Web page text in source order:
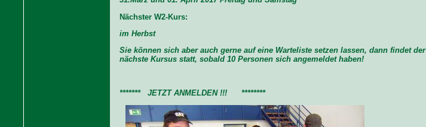
Nächster W2-Kurs:
im Herbst
Sie können sich aber auch gerne auf eine Warteliste setzen lassen, dann findet der
nächste Kursus statt, sobald 10 Personen sich angemeldet haben!
******* JETZT ANMELDEN !!! ********